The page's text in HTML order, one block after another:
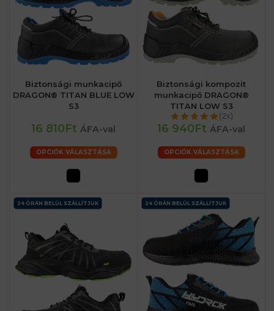
Biztonsági munkacipő
DRAGON® TITAN BLUE LOW
S3
16 810Ft ÁFA-val
OPCIÓK VÁLASZTÁSA
Biztonsági kompozit
munkacipő DRAGON®
TITAN LOW S3
(2x)
16 940Ft ÁFA-val
OPCIÓK VÁLASZTÁSA
24 ÓRÁN BELÜL SZÁLLÍTJUK 24 ÓRÁN BELÜL SZÁLLÍTJUK